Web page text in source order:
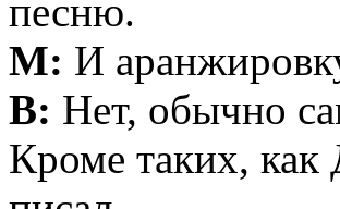
песню.
М: И
В: Нет, обычно
Кроме таких,